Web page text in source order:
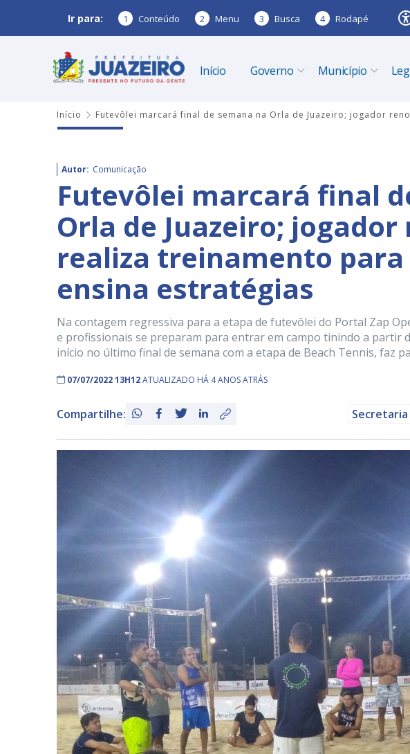
Ir para: 1 Conteúdo 2 Menu 3 Busca 4 Rodapé
Início Governo Município
Início Futevôlei marcará final de semana na Orla de Juazeiro; jogador
Autor: Comunicação
Futevôlei marcará final
Orla de Juazeiro;
realiza treinamento para
ensina estratégias
Na contagem regressiva para a etapa de futevôlei do Portal Zap
e profissionais se preparam para entrar em campo tinindo a partir
início no último final de semana com a etapa de Beach Tennis, faz
07/07/2022 13H12ATUALIZADO HÁ 4 ANOS ATRÁS
Compartilhe: Secretaria